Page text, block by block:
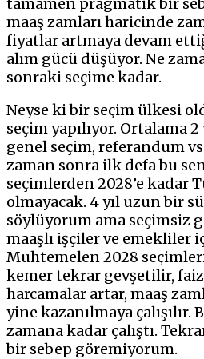
maaş zamları haricinde
fiyatlar artmaya devam
alım gücü düşüyor. Ne
sonraki seçime kadar.
Neyse ki bir seçim ülkesi
seçim yapılıyor. Ortalama
genel seçim, referandum
zaman sonra ilk defa bu
seçimlerden 2028’e kadar
olmayacak. 4 yıl uzun bir
söylüyorum ama seçimsiz
maaşlı işçiler ve emekliler
Muhtemelen 2028
kemer tekrar gevşetilir,
harcamalar artar, maaş
yine kazanılmaya çalışılır.
zamana kadar çalıştı.
bir sebep göremiyorum.